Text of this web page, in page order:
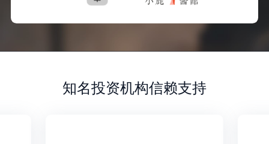
知名投资机构信赖支持